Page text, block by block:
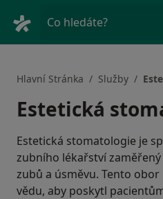
Co hledáte?
Hlavní Stránka Služby
Estetická
Estetická stomatologie je
zubního lékařství
zubů a úsměvu. Tento
vědu, aby poskytl